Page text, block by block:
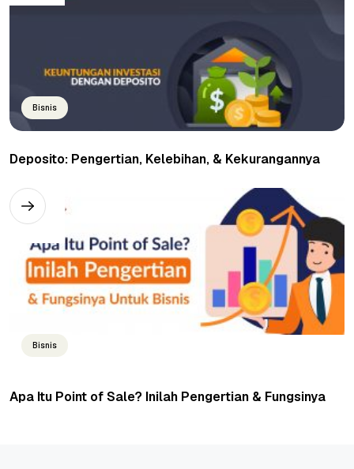
Bisnis
Deposito: Pengertian, Kelebihan, & Kekurangannya
Bisnis
Apa Itu Point of Sale? Inilah Pengertian & Fungsinya